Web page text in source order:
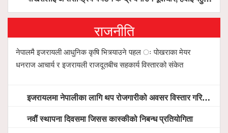
राजनीति
नेपालमै इजरायली आधुनिक कृषि भित्र्याउने पहल ः पोखराका मेयर
धनराज आचार्य र इजरायली राजदूतबीच सहकार्य विस्तारको संकेत
इजरायलमा नेपालीका लागि थप रोजगारीको अवसर विस्तार गरिने ः राजदूत बास
नवौं स्थापना दिवसमा जिसस कास्कीको निबन्ध प्रतियोगिता